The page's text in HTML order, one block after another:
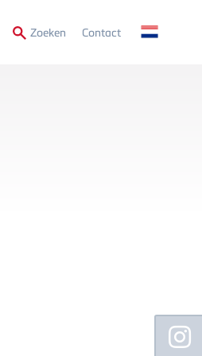
Zoeken Secondary
Contact
Floating